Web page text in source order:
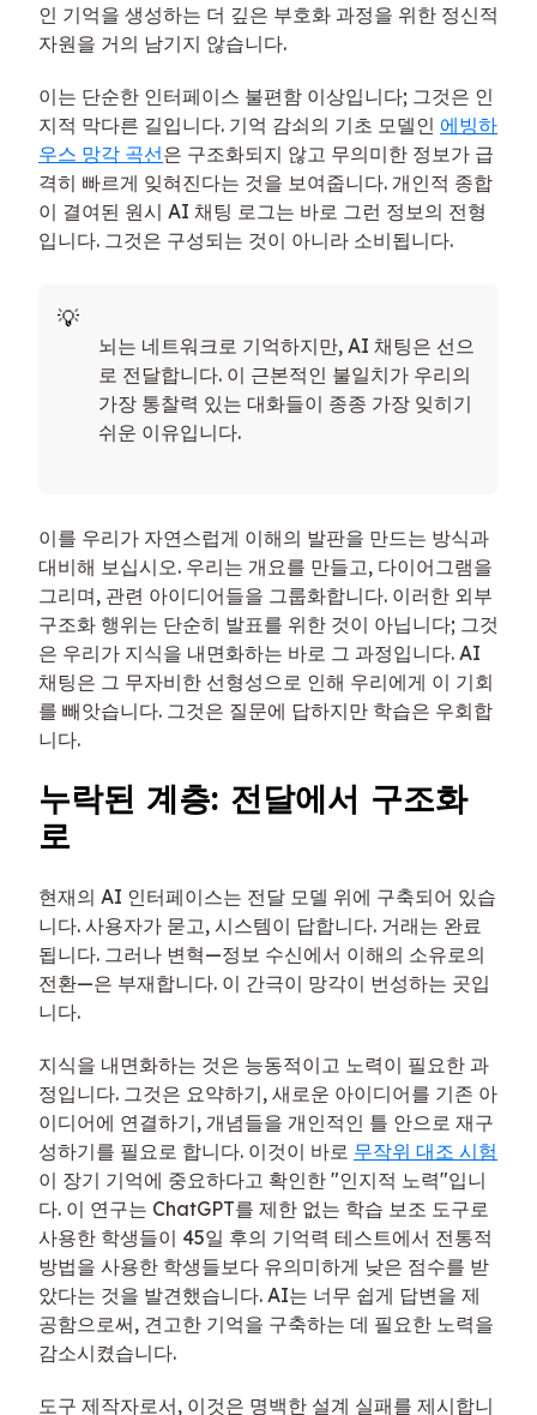
인 기억을 생성하는 더 깊은 부호화 과정을 위한 정신적
자원을 거의 남기지 않습니다.
이는 단순한 인터페이스 불편함 이상입니다; 그것은 인
지적 막다른 길입니다. 기억 감쇠의 기초 모델인 에빙하
우스 망각 곡선은 구조화되지 않고 무의미한 정보가 급
격히 빠르게 잊혀진다는 것을 보여줍니다. 개인적 종합
이 결여된 원시 AI 채팅 로그는 바로 그런 정보의 전형
입니다. 그것은 구성되는 것이 아니라 소비됩니다.
뇌는 네트워크로 기억하지만, AI 채팅은 선으
로 전달합니다. 이 근본적인 불일치가 우리의
가장 통찰력 있는 대화들이 종종 가장 잊히기
쉬운 이유입니다.
이를 우리가 자연스럽게 이해의 발판을 만드는 방식과
대비해 보십시오. 우리는 개요를 만들고, 다이어그램을
그리며, 관련 아이디어들을 그룹화합니다. 이러한 외부
구조화 행위는 단순히 발표를 위한 것이 아닙니다; 그것
은 우리가 지식을 내면화하는 바로 그 과정입니다. AI
채팅은 그 무자비한 선형성으로 인해 우리에게 이 기회
를 빼앗습니다. 그것은 질문에 답하지만 학습은 우회합
니다.
누락된 계층: 전달에서 구조화
로
현재의 AI 인터페이스는 전달 모델 위에 구축되어 있습
니다. 사용자가 묻고, 시스템이 답합니다. 거래는 완료
됩니다. 그러나 변혁—정보 수신에서 이해의 소유로의
전환—은 부재합니다. 이 간극이 망각이 번성하는 곳입
니다.
지식을 내면화하는 것은 능동적이고 노력이 필요한 과
정입니다. 그것은 요약하기, 새로운 아이디어를 기존 아
이디어에 연결하기, 개념들을 개인적인 틀 안으로 재구
성하기를 필요로 합니다. 이것이 바로 무작위 대조 시험
이 장기 기억에 중요하다고 확인한 "인지적 노력"입니
다. 이 연구는 ChatGPT를 제한 없는 학습 보조 도구로
사용한 학생들이 45일 후의 기억력 테스트에서 전통적
방법을 사용한 학생들보다 유의미하게 낮은 점수를 받
았다는 것을 발견했습니다. AI는 너무 쉽게 답변을 제
공함으로써, 견고한 기억을 구축하는 데 필요한 노력을
감소시켰습니다.
도구 제작자로서, 이것은 명백한 설계 실패를 제시합니